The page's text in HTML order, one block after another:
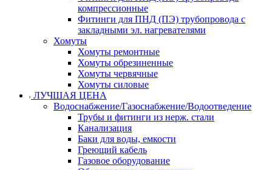
компрессионные
Фитинги для ПНД (ПЭ) трубопровода с
закладными эл. нагревателями
Хомуты
Хомуты ремонтные
Хомуты обрезиненные
Хомуты червячные
Хомуты силовые
ЛУЧШАЯ ЦЕНА
Водоснабжение/Газоснабжение/Водоотведение
Трубы и фитинги из нерж. стали
Канализация
Баки для воды, емкости
Греющий кабель
Газовое оборудование